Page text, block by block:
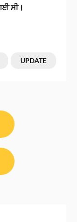
ਸੀ।
UPDATE